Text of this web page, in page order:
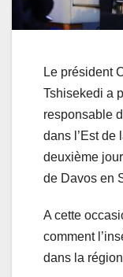
Le président
Tshisekedi a
responsable
dans l’Est de
deuxième
de Davos en
A cette
comment
dans la